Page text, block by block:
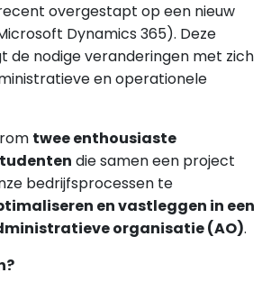
overgestapt op een nieuw
Dynamics 365). Deze
de nodige veranderingen met zich
en operationele
twee enthousiaste
die samen een project
bedrijfsprocessen te
en vastleggen in een
organisatie (AO).